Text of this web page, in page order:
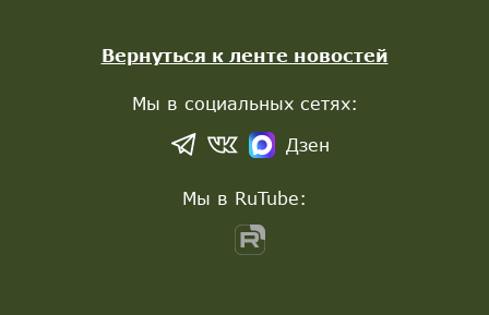
Вернуться к ленте новостей
Мы в социальных сетях:
Дзен
Мы в RuTube: